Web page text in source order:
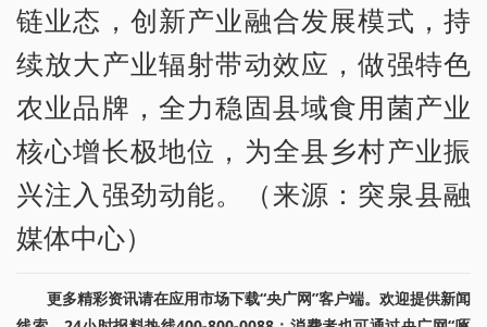
链业态，创新产业融合发展模式，持
续放大产业辐射带动效应，做强特色
农业品牌，全力稳固县域食用菌产业
核心增长极地位，为全县乡村产业振
兴注入强劲动能。（来源：突泉县融
媒体中心）
更多精彩资讯请在应用市场下载“央广网”客户端。欢迎提供新闻